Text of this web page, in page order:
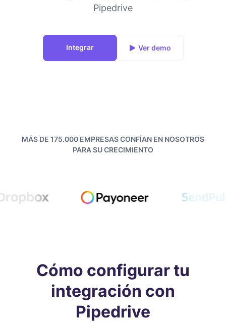
Pipedrive
Integrar Ver demo
MÁS DE 175.000 EMPRESAS CONFÍAN EN NOSOTROS
PARA SU CRECIMIENTO
Cómo configurar tu
integración con
Pipedrive